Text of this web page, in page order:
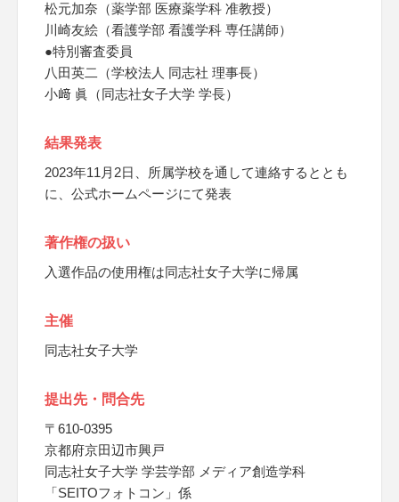
松元加奈（薬学部 医療薬学科 准教授）
川崎友絵（看護学部 看護学科 専任講師）
●特別審査委員
八田英二（学校法人 同志社 理事長）
小﨑 眞（同志社女子大学 学長）
結果発表
2023年11月2日、所属学校を通して連絡するととも
に、公式ホームページにて発表
著作権の扱い
入選作品の使用権は同志社女子大学に帰属
主催
同志社女子大学
提出先・問合先
〒610-0395
京都府京田辺市興戸
同志社女子大学 学芸学部 メディア創造学科
「SEITOフォトコン」係